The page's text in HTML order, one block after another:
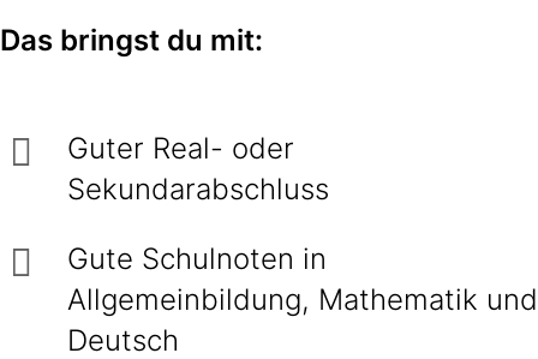
Das bringst du mit:
Guter Real- oder
Sekundarabschluss
Gute Schulnoten in
Allgemeinbildung, Mathematik und
Deutsch